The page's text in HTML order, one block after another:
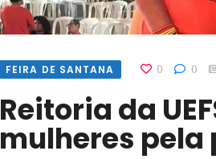
FEIRA DE SANTANA 0 0
Reitoria da UEFS será comandada por
mulheres